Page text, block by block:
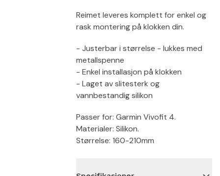
Reimet leveres komplett for enkel og
rask montering på klokken din.
- Justerbar i størrelse - lukkes med
metallspenne
- Enkel installasjon på klokken
- Laget av slitesterk og
vannbestandig silikon
Passer for: Garmin Vivofit 4.
Materialer: Silikon.
Størrelse: 160-210mm